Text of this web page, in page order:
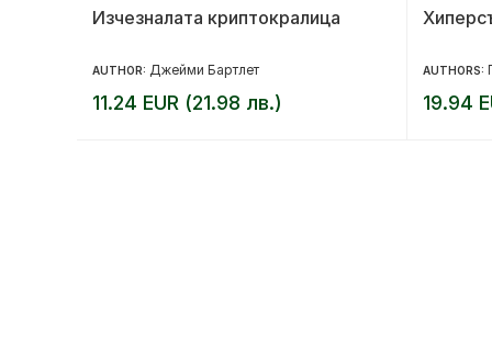
Изчезналата криптокралица
AUTHOR: Джейми Бартлет
11.24 EUR (21.98 лв.)
AUTHORS:
19.94